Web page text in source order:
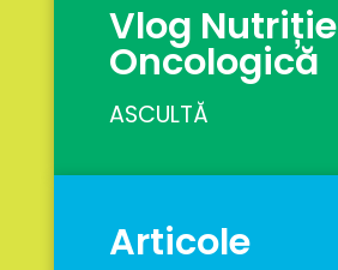
Vlog Nutriție
Oncologică
ASCULTĂ
Articole